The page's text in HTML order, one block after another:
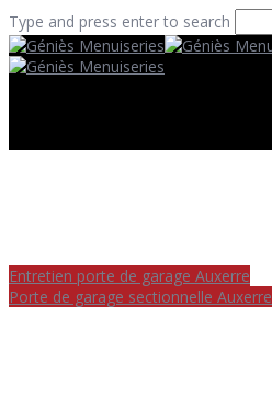
Type and press enter to search
Entretien porte de garage Auxerre
Porte de garage sectionnelle Auxerre